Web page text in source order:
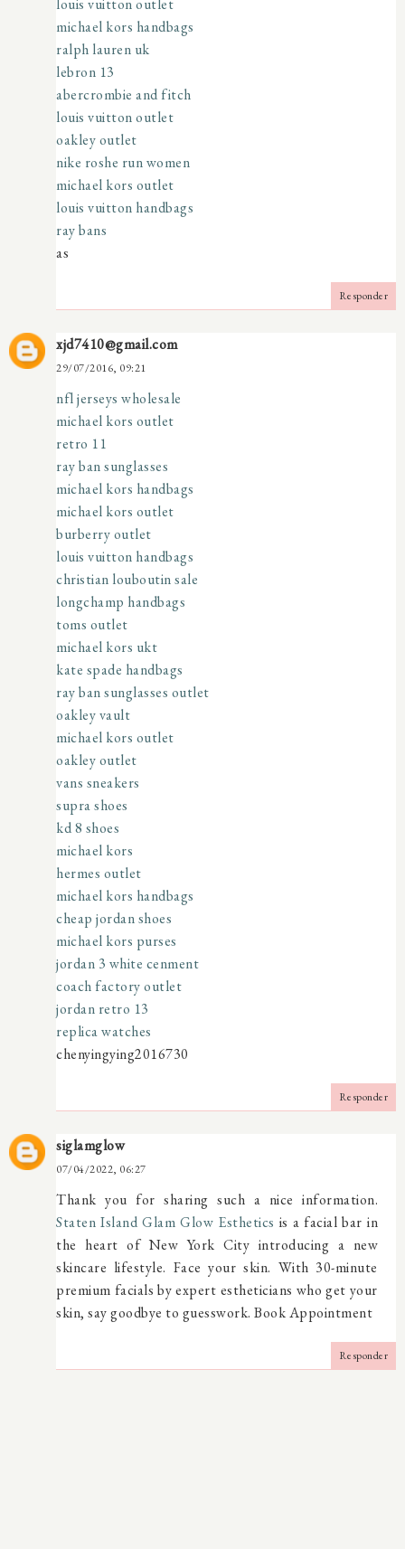
louis vuitton outlet
michael kors handbags
ralph lauren uk
lebron 13
abercrombie and fitch
louis vuitton outlet
oakley outlet
nike roshe run women
michael kors outlet
louis vuitton handbags
ray bans
as
Responder
xjd7410@gmail.com
29/07/2016, 09:21
nfl jerseys wholesale
michael kors outlet
retro 11
ray ban sunglasses
michael kors handbags
michael kors outlet
burberry outlet
louis vuitton handbags
christian louboutin sale
longchamp handbags
toms outlet
michael kors ukt
kate spade handbags
ray ban sunglasses outlet
oakley vault
michael kors outlet
oakley outlet
vans sneakers
supra shoes
kd 8 shoes
michael kors
hermes outlet
michael kors handbags
cheap jordan shoes
michael kors purses
jordan 3 white cenment
coach factory outlet
jordan retro 13
replica watches
chenyingying2016730
Responder
siglamglow
07/04/2022, 06:27
Thank you for sharing such a nice information.
Staten Island Glam Glow Esthetics is a facial bar in
the heart of New York City introducing a new
skincare lifestyle. Face your skin. With 30-minute
premium facials by expert estheticians who get your
skin, say goodbye to guesswork. Book Appointment
Responder